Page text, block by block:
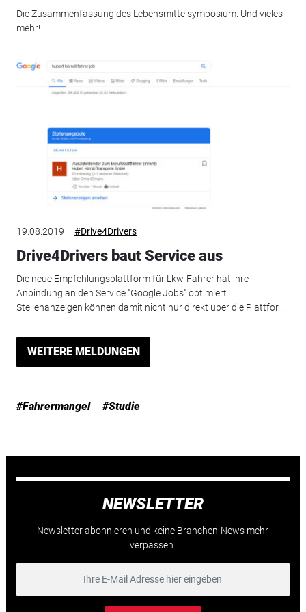
Die Zusammenfassung des Lebensmittelsymposium. Und vieles
mehr!
19.08.2019 #Drive4Drivers
Drive4Drivers baut Service aus
Die neue Empfehlungsplattform für Lkw-Fahrer hat ihre
Anbindung an den Service "Google Jobs" optimiert.
Stellenanzeigen können damit nicht nur direkt über die Plattfor...
WEITERE MELDUNGEN
#Fahrermangel #Studie
NEWSLETTER
Newsletter abonnieren und keine Branchen-News mehr
verpassen.